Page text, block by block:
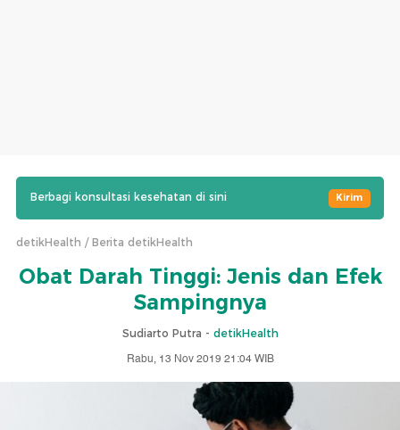
Berbagi konsultasi kesehatan di sini Kirim
detikHealth Berita detikHealth
Obat Darah Tinggi: Jenis dan Efek
Sampingnya
Sudiarto Putra - detikHealth
Rabu, 13 Nov 2019 21:04 WIB